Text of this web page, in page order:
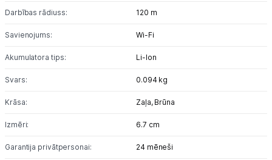
Uzņēmumiem
Darbības rādiuss: 120 m
Savienojums: Wi-Fi
Akumulatora tips: Li-lon
Svars: 0.094 kg
Krāsa: Zaļa, Brūna
Izmēri: 6.7 cm
Garantija privātpersonai: 24 mēneši